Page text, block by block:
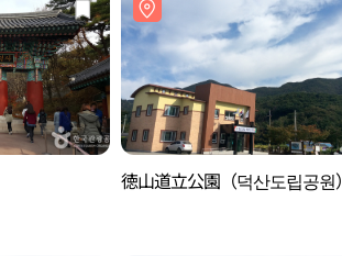
徳山道立公園（덕산도립공원）